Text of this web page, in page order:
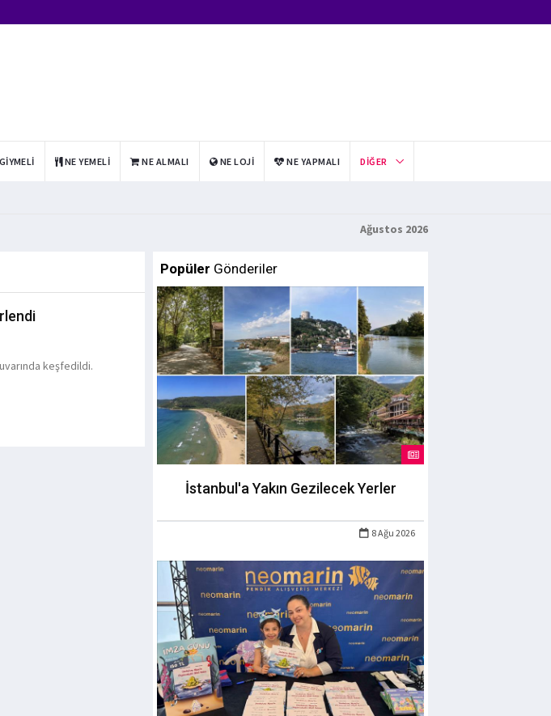
NE YEMELI NE ALMALI NE LOJI NE YAPMALI DIĞER
Ağustos 2026
keşfedildi.
Popüler Gönderiler
İstanbul'a Yakın Gezilecek Yerler
8 Ağu 2026